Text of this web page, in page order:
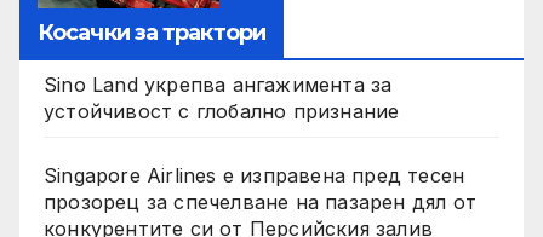
Косачки за трактори
Sino Land укрепва ангажимента за
устойчивост с глобално признание
Singapore Airlines е изправена пред тесен
прозорец за спечелване на пазарен дял от
конкурентите си от Персийския залив